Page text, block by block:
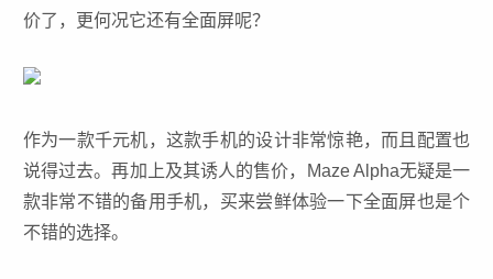
价了，更何况它还有全面屏呢？
作为一款千元机，这款手机的设计非常惊艳，而且配置也
说得过去。再加上及其诱人的售价，Maze Alpha无疑是一
款非常不错的备用手机，买来尝鲜体验一下全面屏也是个
不错的选择。